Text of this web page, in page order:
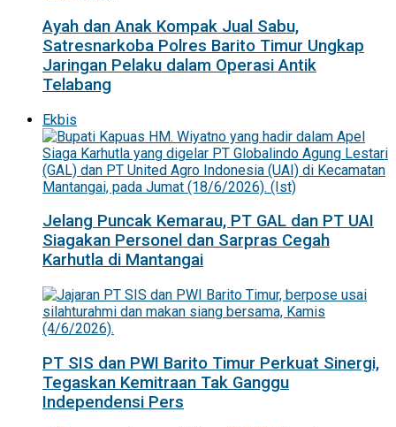
Ayah dan Anak Kompak Jual Sabu,
Satresnarkoba Polres Barito Timur Ungkap
Jaringan Pelaku dalam Operasi Antik
Telabang
Ekbis
Jelang Puncak Kemarau, PT GAL dan PT UAI
Siagakan Personel dan Sarpras Cegah
Karhutla di Mantangai
PT SIS dan PWI Barito Timur Perkuat Sinergi,
Tegaskan Kemitraan Tak Ganggu
Independensi Pers